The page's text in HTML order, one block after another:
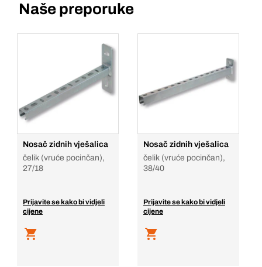
Naše preporuke
Nosač zidnih vješalica
čelik (vruće pocinčan),
27/18
Prijavite se kako bi vidjeli
cijene
Nosač zidnih vješalica
čelik (vruće pocinčan),
38/40
Prijavite se kako bi vidjeli
cijene